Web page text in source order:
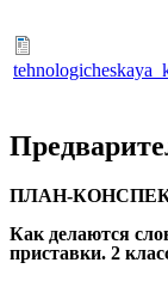
ПЛАН-
Как делаются
приставки. 2